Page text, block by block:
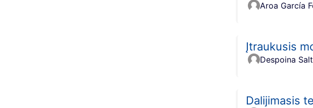
Aroa García
Įtraukusis
Despoina
Dalijimasis